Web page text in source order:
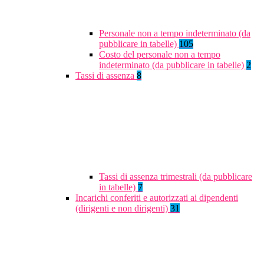
Personale non a tempo indeterminato (da
pubblicare in tabelle) 105
Costo del personale non a tempo
indeterminato (da pubblicare in tabelle) 2
Tassi di assenza 8
Tassi di assenza trimestrali (da pubblicare
in tabelle) 7
Incarichi conferiti e autorizzati ai dipendenti
(dirigenti e non dirigenti) 31